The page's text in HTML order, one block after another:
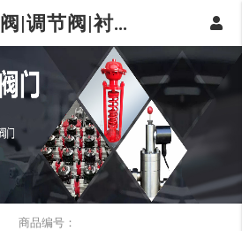
电磁阀|调节阀|衬氟阀门|球阀|蝶阀|阀门仪器仪表-上海鼎雕阀门有限公司
商品编号：